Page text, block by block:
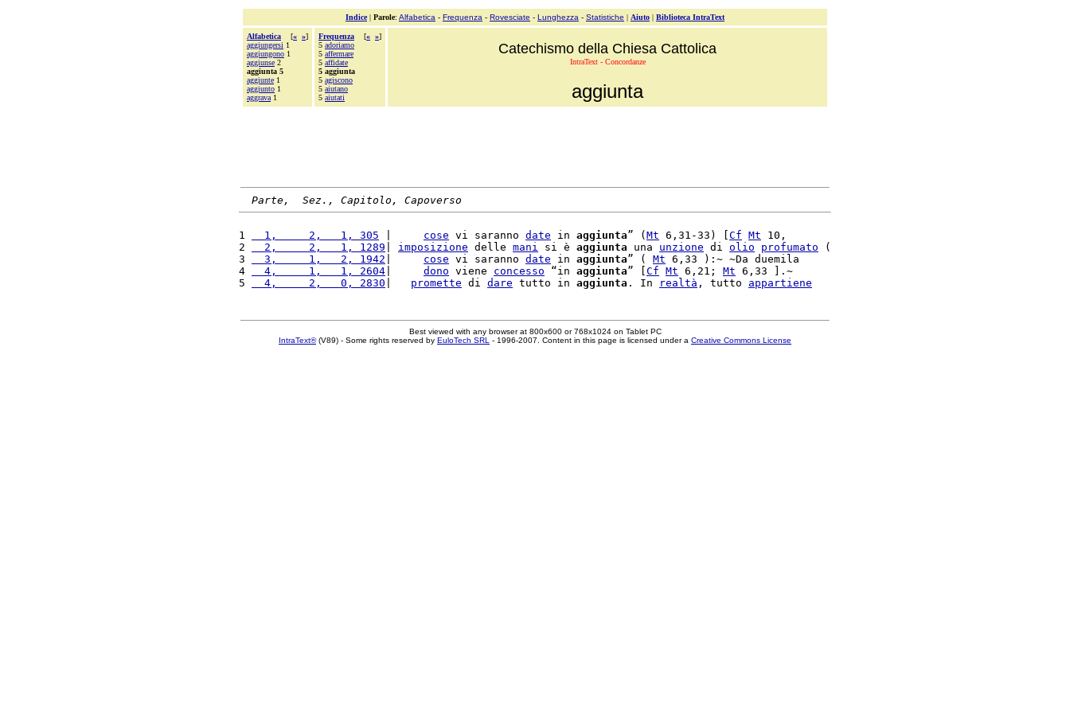
Indice| Parole: Alfabetica - Frequenza - Rovesciate - Lunghezza - Statistiche | Aiuto | Biblioteca IntraText
Alfabetica [« »]
aggiungersi 1
aggiungono 1
aggiunse 2
aggiunta 5
aggiunte 1
aggiunto 1
aggrava 1
Frequenza [« »]
5 adoriamo
5 affermare
5 affidate
5 aggiunta
5 agiscono
5 aiutano
5 aiutati
Catechismo della Chiesa Cattolica
IntraText - Concordanze
aggiunta
Parte,  Sez., Capitolo, Capoverso
1
  1,     2,   1, 305
cose vi saranno date in aggiunta” ( Mt 6,31-33) [ Cf Mt 10,
2
  2,     2,   1, 1289
imposizione delle mani si è aggiunta una unzione di olio profumato (
3
  3,     1,   2, 1942
cose vi saranno date in aggiunta” ( Mt 6,33 ):~ ~Da duemila
4
  4,     1,   1, 2604
dono viene concesso “in aggiunta” [ Cf Mt 6,21; Mt 6,33 ].~
5
  4,     2,   0, 2830
promette di dare tutto in aggiunta . In realtà , tutto appartiene
Best viewed with any browser at 800x600 or 768x1024 on Tablet PC
IntraText®(V89) - Some rights reserved by EuloTech SRL - 1996-2007. Content in this page is licensed under a Creative Commons License